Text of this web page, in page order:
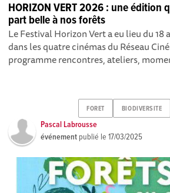
HORIZON VERT 2026 : une édition
part belle à nos forêts
Le Festival Horizon Vert a eu lieu du 18
dans les quatre cinémas du Réseau
programme rencontres, ateliers,
FORET BIODIVERSITE
Pascal Labrousse
événement publié le17/03/2025